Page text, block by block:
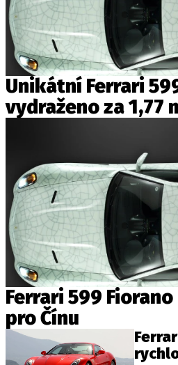
Unikátní Ferrari
vydraženo za 1,77
Ferrari 599
pro Čínu